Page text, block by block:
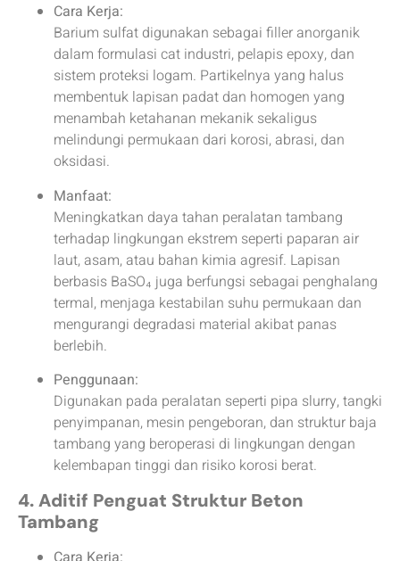
Cara Kerja:
Barium sulfat digunakan sebagai filler anorganik
dalam formulasi cat industri, pelapis epoxy, dan
sistem proteksi logam. Partikelnya yang halus
membentuk lapisan padat dan homogen yang
menambah ketahanan mekanik sekaligus
melindungi permukaan dari korosi, abrasi, dan
oksidasi.
Manfaat:
Meningkatkan daya tahan peralatan tambang
terhadap lingkungan ekstrem seperti paparan air
laut, asam, atau bahan kimia agresif. Lapisan
berbasis BaSO₄ juga berfungsi sebagai penghalang
termal, menjaga kestabilan suhu permukaan dan
mengurangi degradasi material akibat panas
berlebih.
Penggunaan:
Digunakan pada peralatan seperti pipa slurry, tangki
penyimpanan, mesin pengeboran, dan struktur baja
tambang yang beroperasi di lingkungan dengan
kelembapan tinggi dan risiko korosi berat.
4. Aditif Penguat Struktur Beton
Tambang